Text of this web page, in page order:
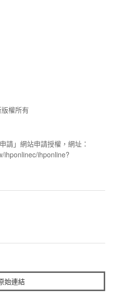
權所有
請」網站申請授權，網址：
ihponlinec/ihponline?
始連結